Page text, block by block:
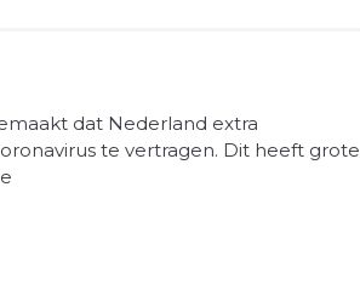
dat Nederland extra
te vertragen. Dit heeft grote